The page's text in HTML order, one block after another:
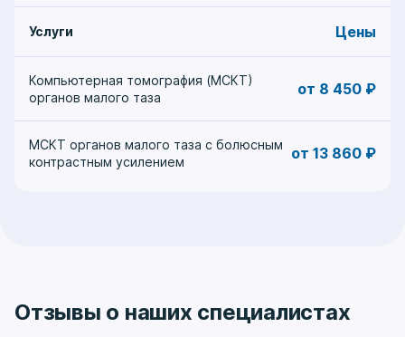
Услуги Цены
Компьютерная томография (МСКТ)
органов малого таза
от 8 450 ₽
МСКТ органов малого таза с болюсным
контрастным усилением
от 13 860 ₽
Отзывы о наших специалистах